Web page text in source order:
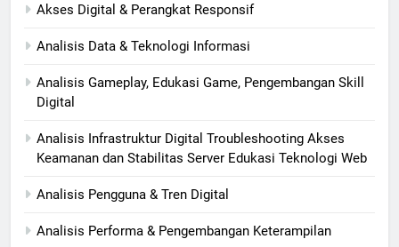
Akses Digital & Perangkat Responsif
Analisis Data & Teknologi Informasi
Analisis Gameplay, Edukasi Game, Pengembangan Skill
Digital
Analisis Infrastruktur Digital Troubleshooting Akses
Keamanan dan Stabilitas Server Edukasi Teknologi Web
Analisis Pengguna & Tren Digital
Analisis Performa & Pengembangan Keterampilan